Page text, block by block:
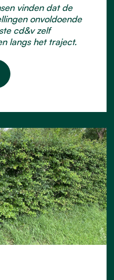
vinden dat de
onvoldoende
cd&v zelf
langs het traject.